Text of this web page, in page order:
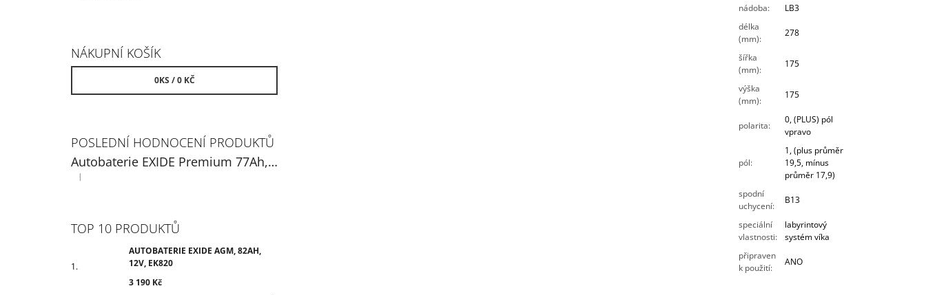
NÁKUPNÍ KOŠÍK
0KS /0 KČ
POSLEDNÍ HODNOCENÍ PRODUKTŮ
Autobaterie EXIDE Premium 77Ah, 12V, EA770
Hodnocení produktu je 5 z 5 hvězdiček.
|
TOP 10 PRODUKTŮ
AUTOBATERIE EXIDE AGM, 82AH,
12V, EK820
3 190 Kč
nádoba:
LB3
délka
(mm):
278
šířka
(mm):
175
výška
(mm):
175
polarita:
0, (PLUS) pól
vpravo
pól:
1, (plus průměr
19,5, mínus
průměr 17,9)
spodní
uchycení:
B13
speciální
vlastnosti:
labyrintový
systém víka
připraven
k použití:
ANO